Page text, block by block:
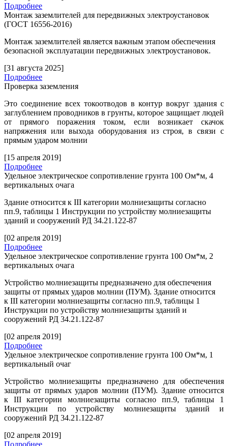
Подробнее
Монтаж заземлителей для передвижных электроустановок
(ГОСТ 16556-2016)
Монтаж заземлителей является важным этапом обеспечения
безопасной эксплуатации передвижных электроустановок.
[31 августа 2025]
Подробнее
Проверка заземления
Это соединение всех токоотводов в контур вокруг здания с
заглублением проводников в грунты, которое защищает людей
от прямого поражения током, если возникает скачок
напряжения или выхода оборудования из строя, в связи с
прямым ударом молнии
[15 апреля 2019]
Подробнее
Удельное электрическое сопротивление грунта 100 Ом*м, 4
вертикальных очага
Здание относится к III категории молниезащиты согласно
пп.9, таблицы 1 Инструкции по устройству молниезащиты
зданий и сооружений РД 34.21.122-87
[02 апреля 2019]
Подробнее
Удельное электрическое сопротивление грунта 100 Ом*м, 2
вертикальных очага
Устройство молниезащиты предназначено для обеспечения
защиты от прямых ударов молнии (ПУМ). Здание относится
к III категории молниезащиты согласно пп.9, таблицы 1
Инструкции по устройству молниезащиты зданий и
сооружений РД 34.21.122-87
[02 апреля 2019]
Подробнее
Удельное электрическое сопротивление грунта 100 Ом*м, 1
вертикальный очаг
Устройство молниезащиты предназначено для обеспечения
защиты от прямых ударов молнии (ПУМ). Здание относится
к IIIкатегории молниезащиты согласно пп.9, таблицы 1
Инструкции по устройству молниезащиты зданий и
сооружений РД 34.21.122-87
[02 апреля 2019]